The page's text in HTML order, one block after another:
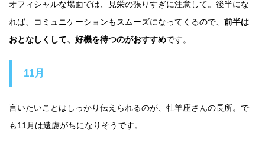
オフィシャルな場面では、見栄の張りすぎに注意して。後半にな
れば、コミュニケーションもスムーズになってくるので、 前半は
おとなしくして、好機を待つのがおすすめです。
11月
言いたいことはしっかり伝えられるのが、牡羊座さんの長所。で
も11月は遠慮がちになりそうです。